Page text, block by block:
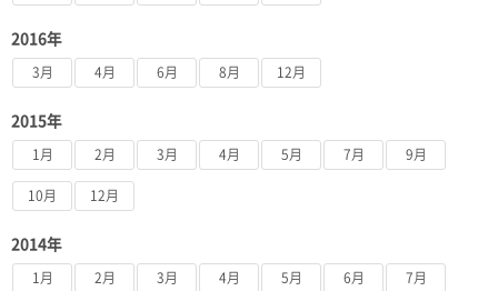
2016年
3月 4月 6月 8月 12月
2015年
1月 2月 3月 4月 5月 7月 9月
10月 12月
2014年
1月 2月 3月 4月 5月 6月 7月